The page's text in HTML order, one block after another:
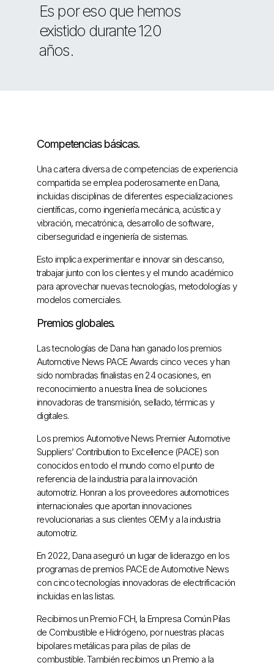
Es por eso que hemos
existido durante 120
años.
Competencias básicas.
Una cartera diversa de competencias de experiencia
compartida se emplea poderosamente en Dana,
incluidas disciplinas de diferentes especializaciones
científicas, como ingeniería mecánica, acústica y
vibración, mecatrónica, desarrollo de software,
ciberseguridad e ingeniería de sistemas.
Esto implica experimentar e innovar sin descanso,
trabajar junto con los clientes y el mundo académico
para aprovechar nuevas tecnologías, metodologías y
modelos comerciales.
Premios globales.
Las tecnologías de Dana han ganado los premios
Automotive News PACE Awards cinco veces y han
sido nombradas finalistas en 24 ocasiones, en
reconocimiento a nuestra línea de soluciones
innovadoras de transmisión, sellado, térmicas y
digitales.
Los premios Automotive News Premier Automotive
Suppliers’ Contribution to Excellence (PACE) son
conocidos en todo el mundo como el punto de
referencia de la industria para la innovación
automotriz. Honran a los proveedores automotrices
internacionales que aportan innovaciones
revolucionarias a sus clientes OEM y a la industria
automotriz.
En 2022, Dana aseguró un lugar de liderazgo en los
programas de premios PACE de Automotive News
con cinco tecnologías innovadoras de electrificación
incluidas en las listas.
Recibimos un Premio FCH, la Empresa Común Pilas
de Combustible e Hidrógeno, por nuestras placas
bipolares metálicas para pilas de pilas de
combustible. También recibimos un Premio a la